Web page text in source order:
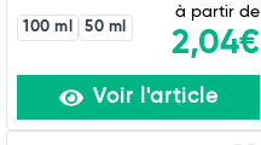
100 ml 50 ml
à partir de
2,04€
Voir l'article